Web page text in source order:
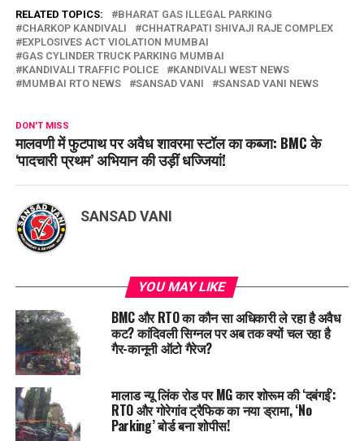
RELATED TOPICS:
BHARAT GAS ILLEGAL PARKING
CHARKOP KANDIVALI
CHHATRAPATI SHIVAJI RAJE COMPLEX
EXPLOSIVES ACT VIOLATION MUMBAI
GAS CYLINDER TRUCK PARKING MUMBAI
KANDIVALI TRAFFIC POLICE
KANDIVALI WEST NEWS
MUMBAI RTO NEWS
SANSAD VANI SANSAD VANI NEWS
DON'T MISS
मालवणी में फुटपाथ पर अवैध शावरमा स्टॉल का कब्जा: BMC के
‘पादचारी प्रथम’ अभियान की उड़ीं धज्जियां!
SANSAD VANI
YOU MAY LIKE
BMC और RTO का कौन सा अधिकारी ले रहा है अवैध
कट? कांदिवली सिग्नल पर अब तक क्यों चल रहा है
गैर-कानूनी ऑटो गैरेज?
मालाड न्यू लिंक रोड पर MG कार शोरूम की ‘दबंगई’:
RTO और गोरेगांव ट्रैफिक का नया ड्रामा, ‘No
Parking’ बोर्ड बना शोपीस!